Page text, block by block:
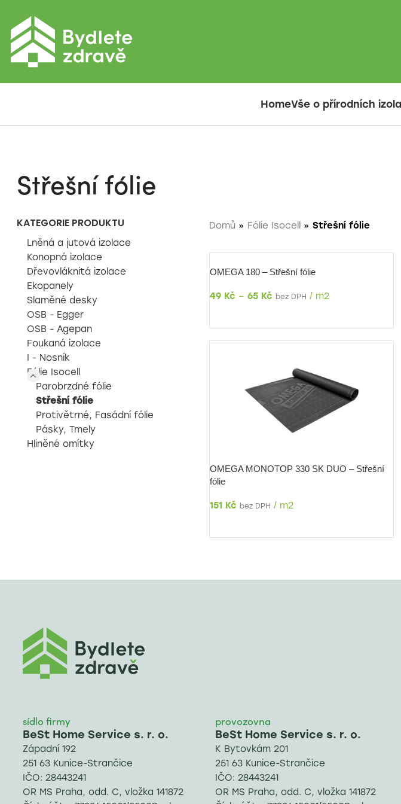
HomeVše o přírodních
Střešní fólie
KATEGORIE PRODUKTU
Lněná a jutová izolace
Konopná izolace
Dřevovláknitá izolace
Ekopanely
Slaměné desky
OSB - Egger
OSB - Agepan
Foukaná izolace
I - Nosník
Fólie Isocell
Parobrzdné fólie
Střešní fólie
Protivětrné, Fasádní fólie
Pásky, Tmely
Hliněné omítky
Domů » Fólie Isocell » Střešní fólie
OMEGA 180 – Střešní fólie
49 Kč – 65 Kč bez DPH / m2
OMEGA MONOTOP 330 SK DUO – Střešní
fólie
151 Kč bez DPH / m2
sídlo firmy
BeSt Home Service s. r. o.
Západní 192
251 63 Kunice-Strančice
IČO: 28443241
OR MS Praha, odd. C, vložka 141872
provozovna
BeSt Home Service s. r. o.
K Bytovkám 201
251 63 Kunice-Strančice
IČO: 28443241
OR MS Praha, odd. C, vložka 141872